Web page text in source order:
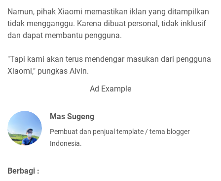
Namun, pihak Xiaomi memastikan iklan yang ditampilkan
tidak mengganggu. Karena dibuat personal, tidak inklusif
dan dapat membantu pengguna.
"Tapi kami akan terus mendengar masukan dari pengguna
Xiaomi," pungkas Alvin.
Ad Example
Mas Sugeng
Pembuat dan penjual template / tema blogger
Indonesia.
Berbagi :